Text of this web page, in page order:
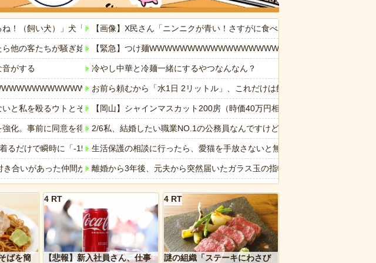
ね！（飼い犬）」犬「…？（ぷい」
ら他の客たちが騒ぎ始めた。何事かな？ → 珍客が現れました…
がする
いと私を殴るウトとそれを傍観するトメに生活費をくれない夫…地獄の義実家をでて離婚しようと
化。事前に同意を得ていない相手への営業を原則禁止
着るだけで瞬時に「-15℃冷却」する冷感ポンチョ3,980円！
合いがあった仲間が神社に赤いものを身につけちゃいけないと言ってた
離婚を提示
まし時計のデザインが悪夢すぎるwww
ア人にケンカを売った結果ｗｗｗ」 ほか
【画像】X民さん「ニンニクが青い！さすがに食べれなかった」
【緊急】つけ麺WWWWWWWWWWWWWWWWWWWWWW
冷やし中華と冷麺一緒にするやつなんなん？
お前ら頼むから「水1日 2リットル」、これだけは飲んでくれ
【岡山】シャインマスカット200房（時価40万円相当）畑から盗んだ疑いで
2/6私、結婚したい職業NO.1の公務員なんですけど、嫁が子供連れて家出
生活保護の相談に行ったら、愛猫を手放さないと無理と言われた。子ども
離婚から3年後、元夫から突然届いたガラス玉の指輪。その真意を知った瞬
4/6私、結婚したい職業NO.1の公務員なんですけど、嫁が子供連れて家出
客「納車式？いいよ」
専業主婦の妻が月3万ぐらいするサプリ飲んどるんやが
ばを簡
4 RT
【悲報】新入社員さん、仕事
4 RT
謎の組織「ステーキにわさび